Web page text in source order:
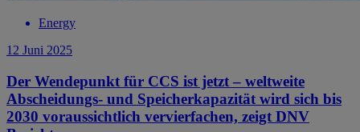
Energy
12 Juni 2025
Der Wendepunkt für CCS ist jetzt – weltweite
Abscheidungs- und Speicherkapazität wird sich bis
2030 voraussichtlich vervierfachen, zeigt DNV